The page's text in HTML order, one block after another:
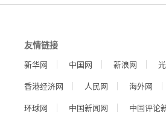
友情链接
新华网 中国网 新浪网
香港经济网
人民网 海外网
环球网
中国新闻网 中国评论